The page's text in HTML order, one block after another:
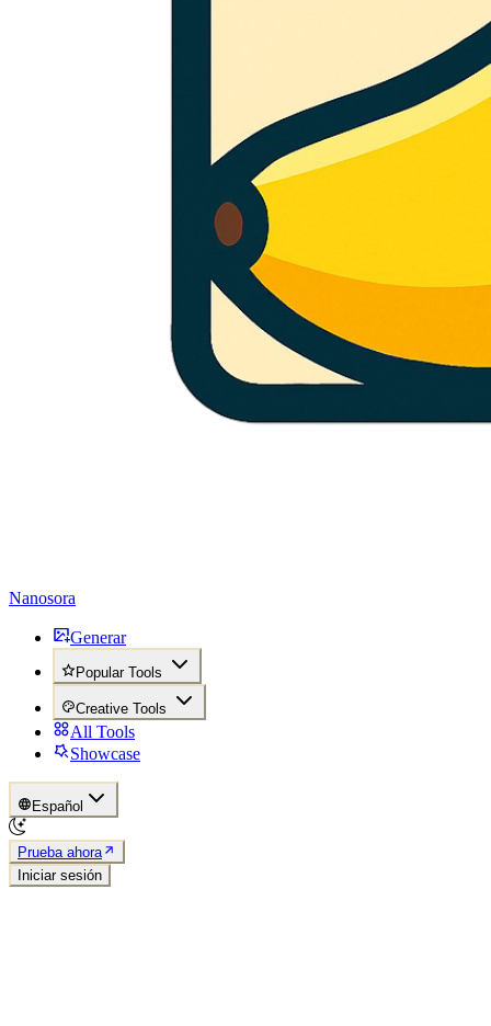
Nanosora
Generar
Popular Tools
Creative Tools
All Tools
Showcase
Español
Prueba ahora
Iniciar sesión